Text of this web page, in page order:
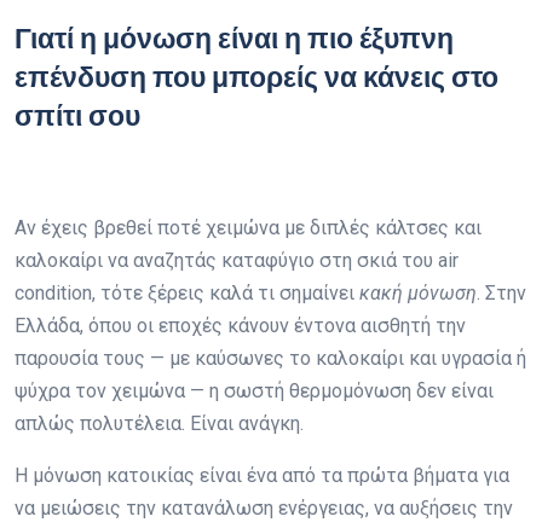
Γιατί η μόνωση είναι η πιο έξυπνη
επένδυση που μπορείς να κάνεις στο
σπίτι σου
Αν έχεις βρεθεί ποτέ χειμώνα με διπλές κάλτσες και
καλοκαίρι να αναζητάς καταφύγιο στη σκιά του air
condition, τότε ξέρεις καλά τι σημαίνει κακή μόνωση. Στην
Ελλάδα, όπου οι εποχές κάνουν έντονα αισθητή την
παρουσία τους — με καύσωνες το καλοκαίρι και υγρασία ή
ψύχρα τον χειμώνα — η σωστή θερμομόνωση δεν είναι
απλώς πολυτέλεια. Είναι ανάγκη.
Η μόνωση κατοικίας είναι ένα από τα πρώτα βήματα για
να μειώσεις την κατανάλωση ενέργειας, να αυξήσεις την